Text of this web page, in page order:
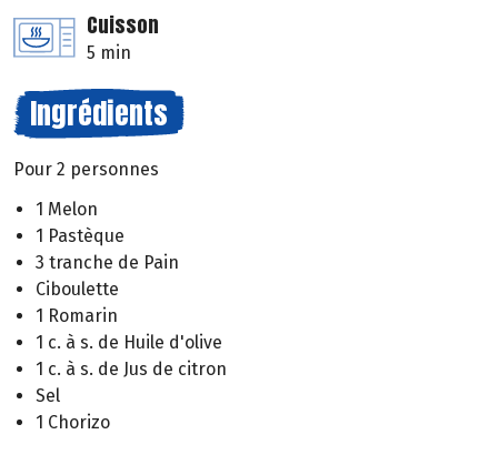
Cuisson
5 min
Ingrédients
Pour 2 personnes
1 Melon
1 Pastèque
3 tranche de Pain
Ciboulette
1 Romarin
1 c. à s. de Huile d'olive
1 c. à s. de Jus de citron
Sel
1 Chorizo